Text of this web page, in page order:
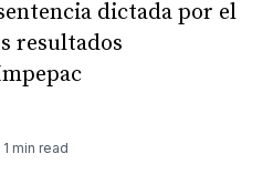
dictada por el
resultados
1 min read